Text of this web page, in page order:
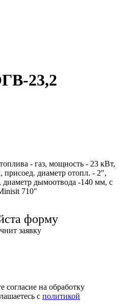
23,2
- газ, мощность - 23 кВт,
диаметр отопл. - 2",
диаметр дымоотвода -140 мм, с
710"
форму
заявку
согласие на обработку
c политикой